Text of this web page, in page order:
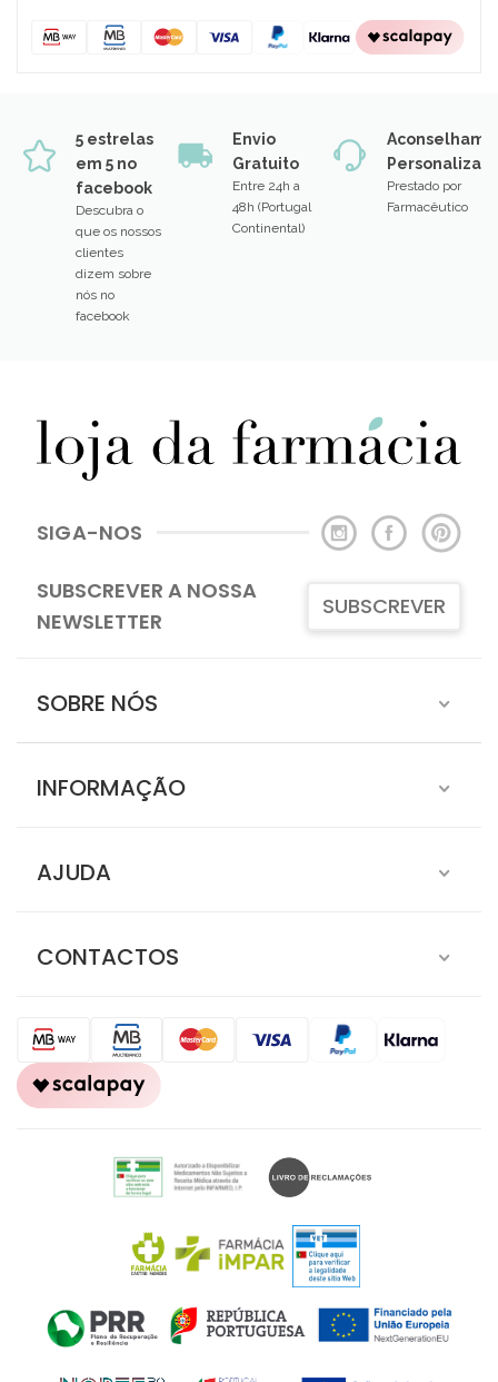
5 estrelas
em 5 no
facebook
Descubra o
que os nossos
clientes
dizem sobre
nós no
facebook
Envio
Gratuito
Entre 24h a
48h (Portugal
Continental)
Prestado por
Farmacêutico
SIGA-NOS
SUBSCREVER A NOSSA
NEWSLETTER
SUBSCREVER
SOBRE NÓS
INFORMAÇÃO
AJUDA
CONTACTOS